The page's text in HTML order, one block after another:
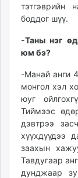
тэтгэврийн
боддог шүү.
-Таны нэг
юм бэ?
-Манай анги
монгол хэл
юуг
Тиймээс
дэвтрээ
хүүхдүүдээ
заахын
Тавдугаар
дунджаар